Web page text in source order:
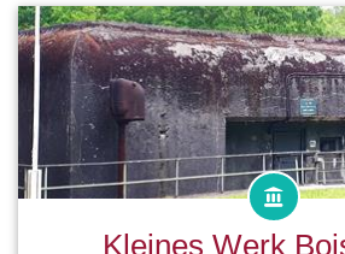
Kleines Werk